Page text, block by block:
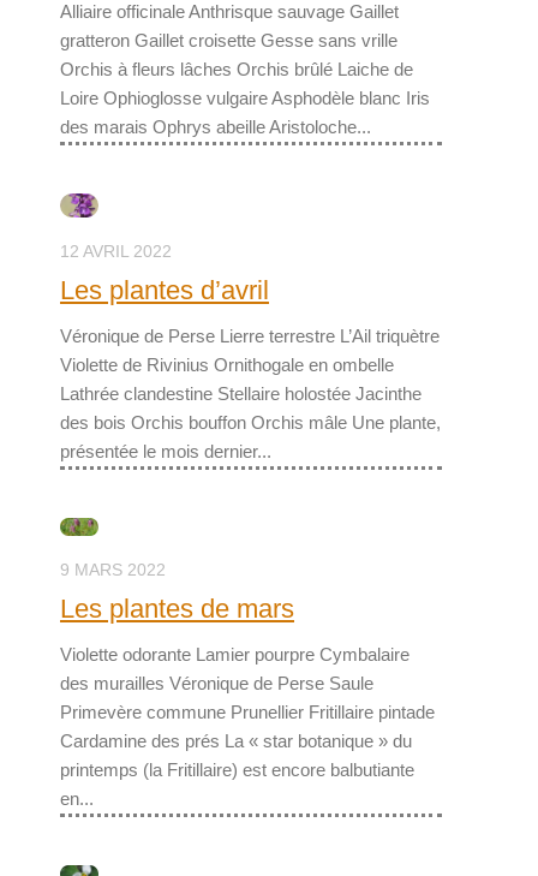
Alliaire officinale Anthrisque sauvage Gaillet
gratteron Gaillet croisette Gesse sans vrille
Orchis à fleurs lâches Orchis brûlé Laiche de
Loire Ophioglosse vulgaire Asphodèle blanc Iris
des marais Ophrys abeille Aristoloche...
12 AVRIL 2022
Les plantes d’avril
Véronique de Perse Lierre terrestre L’Ail triquètre
Violette de Rivinius Ornithogale en ombelle
Lathrée clandestine Stellaire holostée Jacinthe
des bois Orchis bouffon Orchis mâle Une plante,
présentée le mois dernier...
9 MARS 2022
Les plantes de mars
Violette odorante Lamier pourpre Cymbalaire
des murailles Véronique de Perse Saule
Primevère commune Prunellier Fritillaire pintade
Cardamine des prés La « star botanique » du
printemps (la Fritillaire) est encore balbutiante
en...